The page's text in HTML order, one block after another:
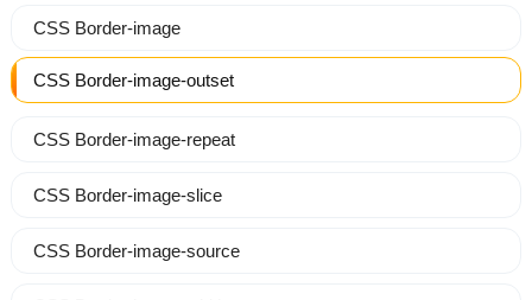
CSS Border-image
CSS Border-image-outset
CSS Border-image-repeat
CSS Border-image-slice
CSS Border-image-source